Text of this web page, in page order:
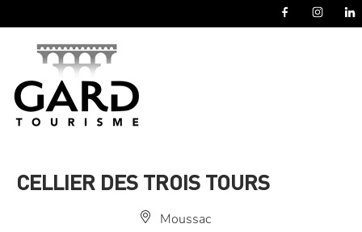
CELLIER DES TROIS TOURS
Moussac